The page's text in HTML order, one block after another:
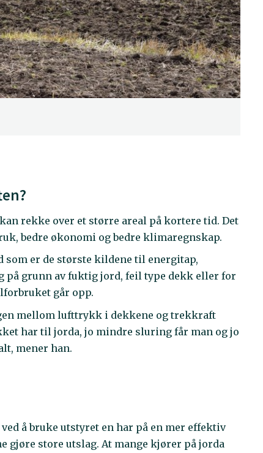
rekke over et større areal på kortere tid. Det
bedre økonomi og bedre klimaregnskap.
er de største kildene til energitap,
på grunn av fuktig jord, feil type dekk eller for
går opp.
mellom lufttrykk i dekkene og trekkraft
har til jorda, jo mindre sluring får man og jo
mener han.
å bruke utstyret en har på en mer effektiv
store utslag. At mange kjører på jorda